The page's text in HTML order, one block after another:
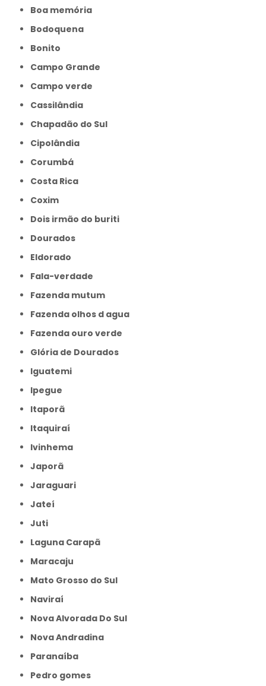
Boa memória
Bodoquena
Bonito
Campo Grande
Campo verde
Cassilândia
Chapadão do Sul
Cipolândia
Corumbá
Costa Rica
Coxim
Dois irmão do buriti
Dourados
Eldorado
Fala-verdade
Fazenda mutum
Fazenda olhos d agua
Fazenda ouro verde
Glória de Dourados
Iguatemi
Ipegue
Itaporã
Itaquiraí
Ivinhema
Japorã
Jaraguari
Jateí
Juti
Laguna Carapã
Maracaju
Mato Grosso do Sul
Naviraí
Nova Alvorada Do Sul
Nova Andradina
Paranaíba
Pedro gomes